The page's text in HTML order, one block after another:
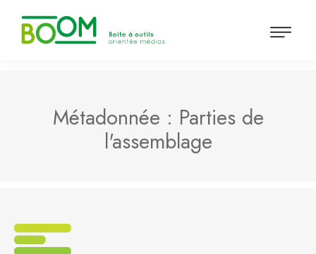
Métadonnée : Parties de
l'assemblage